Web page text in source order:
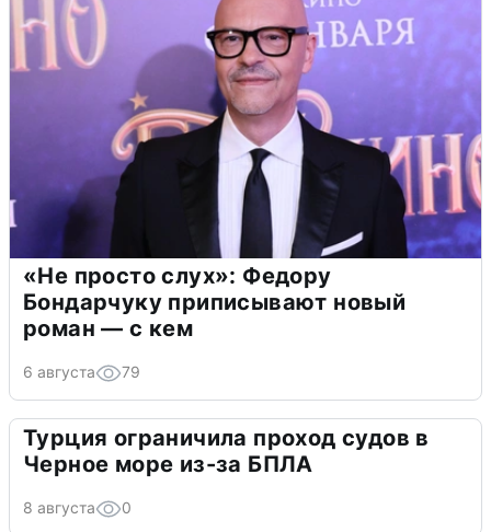
«Не просто слух»: Федору
Бондарчуку приписывают новый
роман — с кем
6 августа 79
Турция ограничила проход судов в
Черное море из-за БПЛА
8 августа 0